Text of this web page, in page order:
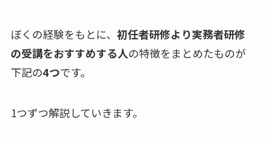
ぼくの経験をもとに、 初任者研修より実務者研修
の受講をおすすめする人の特徴をまとめたものが
下記の4つです。
1つずつ解説していきます。